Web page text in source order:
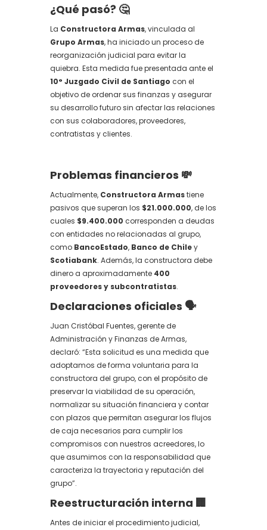
¿Qué pasó? 🤔
La Constructora Armas, vinculada al
Grupo Armas, ha iniciado un proceso de
reorganización judicial para evitar la
quiebra. Esta medida fue presentada ante el
10° Juzgado Civil de Santiago con el
objetivo de ordenar sus finanzas y asegurar
su desarrollo futuro sin afectar las relaciones
con sus colaboradores, proveedores,
contratistas y clientes.
Problemas financieros 💸
Actualmente, Constructora Armastiene
pasivos que superan los $21.000.000, de los
cuales $9.400.000 corresponden a deudas
con entidades no relacionadas al grupo,
como BancoEstado, Banco de Chiley
Scotiabank. Además, la constructora debe
dinero a aproximadamente 400
proveedores y subcontratistas.
Declaraciones oficiales 🗣️
Juan Cristóbal Fuentes, gerente de
Administración y Finanzas de Armas,
declaró: “Esta solicitud es una medida que
adoptamos de forma voluntaria para la
constructora del grupo, con el propósito de
preservar la viabilidad de su operación,
normalizar su situación financiera y contar
con plazos que permitan asegurar los flujos
de caja necesarios para cumplir los
compromisos con nuestros acreedores, lo
que asumimos con la responsabilidad que
caracteriza la trayectoria y reputación del
grupo”.
Reestructuración interna 🏢
Antes de iniciar el procedimiento judicial,